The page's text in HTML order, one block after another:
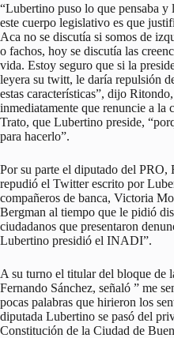
“Lubertino puso lo que pensaba y
este cuerpo legislativo es que
Aca no se discutía si somos de
o fachos, hoy se discutía las
vida. Estoy seguro que si la
leyera su twitt, le daría repulsión
estas características”, dijo
inmediatamente que renuncie a la
Trato, que Lubertino preside,
para hacerlo”.
Por su parte el diputado del PRO,
repudió el Twitter escrito por
compañeros de banca, Victoria
Bergman al tiempo que le pidió
ciudadanos que presentaron
Lubertino presidió el INADI”.
A su turno el titular del bloque de
Fernando Sánchez, señaló ” me
pocas palabras que hirieron los
diputada Lubertino se pasó del
Constitución de la Ciudad de